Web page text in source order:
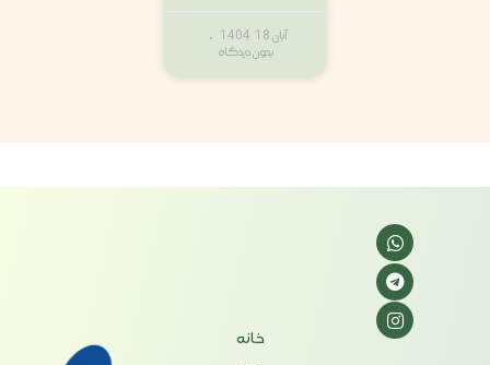
آبان 18, 1404
بدون دیدگاه
خانه